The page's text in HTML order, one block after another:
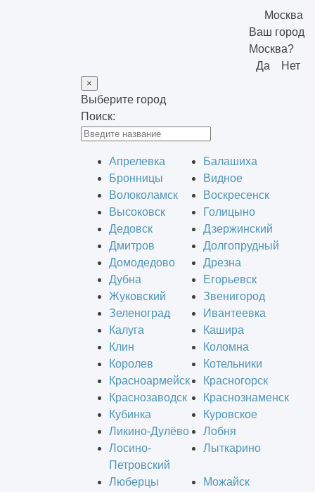
Москва
Ваш город
Москва?
Да
Нет
×
Выберите город
Поиск:
Апрелевка
Балашиха
Бронницы
Видное
Волоколамск
Воскресенск
Высоковск
Голицыно
Дедовск
Дзержинский
Дмитров
Долгопрудный
Домодедово
Дрезна
Дубна
Егорьевск
Жуковский
Звенигород
Зеленоград
Ивантеевка
Калуга
Кашира
Клин
Коломна
Королев
Котельники
Красноармейск
Красногорск
Краснозаводск
Краснознаменск
Кубинка
Куровское
Ликино-Дулёво
Лобня
Лосино-
Петровский
Лыткарино
Люберцы
Можайск